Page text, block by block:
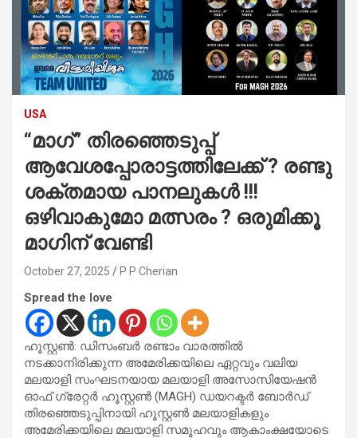
USA
“മാഗ്” തിരഞ്ഞെടുപ്പ്
ആവേശപ്പോരാട്ടത്തിലേക്ക് ? രണ്ടു
ശക്തമായ പാനലുകൾ !!!
ഒഴിവാകുമോ മത്സരം ? ഒരുമിക്കൂ
മാഗിന് വേണ്ടി
October 27, 2025 P P Cherian
Spread the love
ഹൂസ്റ്റൺ: ഡിസംബർ രണ്ടാം വാരത്തിൽ
നടക്കാനിരിക്കുന്ന അമേരിക്കയിലെ ഏറ്റവും വലിയ
മലയാളി സംഘടനയായ മലയാളി അസോസിയേഷൻ
ഓഫ് ഗ്രേറ്റർ ഹൂസ്റ്റൺ (MAGH) ഡയറക്ടർ ബോർഡ്
തിരഞ്ഞെടുപ്പിനായി ഹൂസ്റ്റൺ മലയാളികളും
അമേരിക്കയിലെ മലയാളി സമൂഹവും ആകാംക്ഷയോടെ